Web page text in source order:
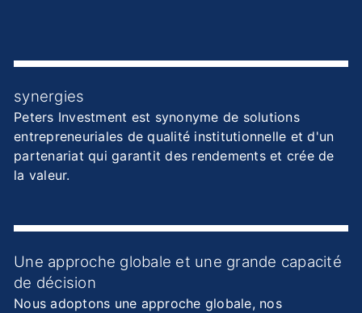
synergies
Peters Investment est synonyme de solutions
entrepreneuriales de qualité institutionnelle et d'un
partenariat qui garantit des rendements et crée de
la valeur.
Une approche globale et une grande capacité
de décision
Nous adoptons une approche globale, nos